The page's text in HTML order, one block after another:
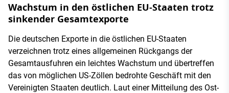
Wachstum in den östlichen EU-Staaten trotz
sinkender Gesamtexporte
Die deutschen Exporte in die östlichen EU-Staaten
verzeichnen trotz eines allgemeinen Rückgangs der
Gesamtausfuhren ein leichtes Wachstum und übertreffen
das von möglichen US-Zöllen bedrohte Geschäft mit den
Vereinigten Staaten deutlich. Laut einer Mitteilung des Ost-